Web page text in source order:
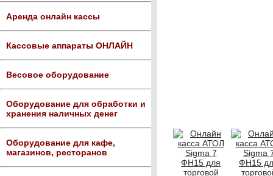
Аренда онлайн кассы
Кассовые аппараты ОНЛАЙН
Весовое оборудование
Оборудование для обработки и
хранения наличных денег
Оборудование для кафе,
магазинов, ресторанов